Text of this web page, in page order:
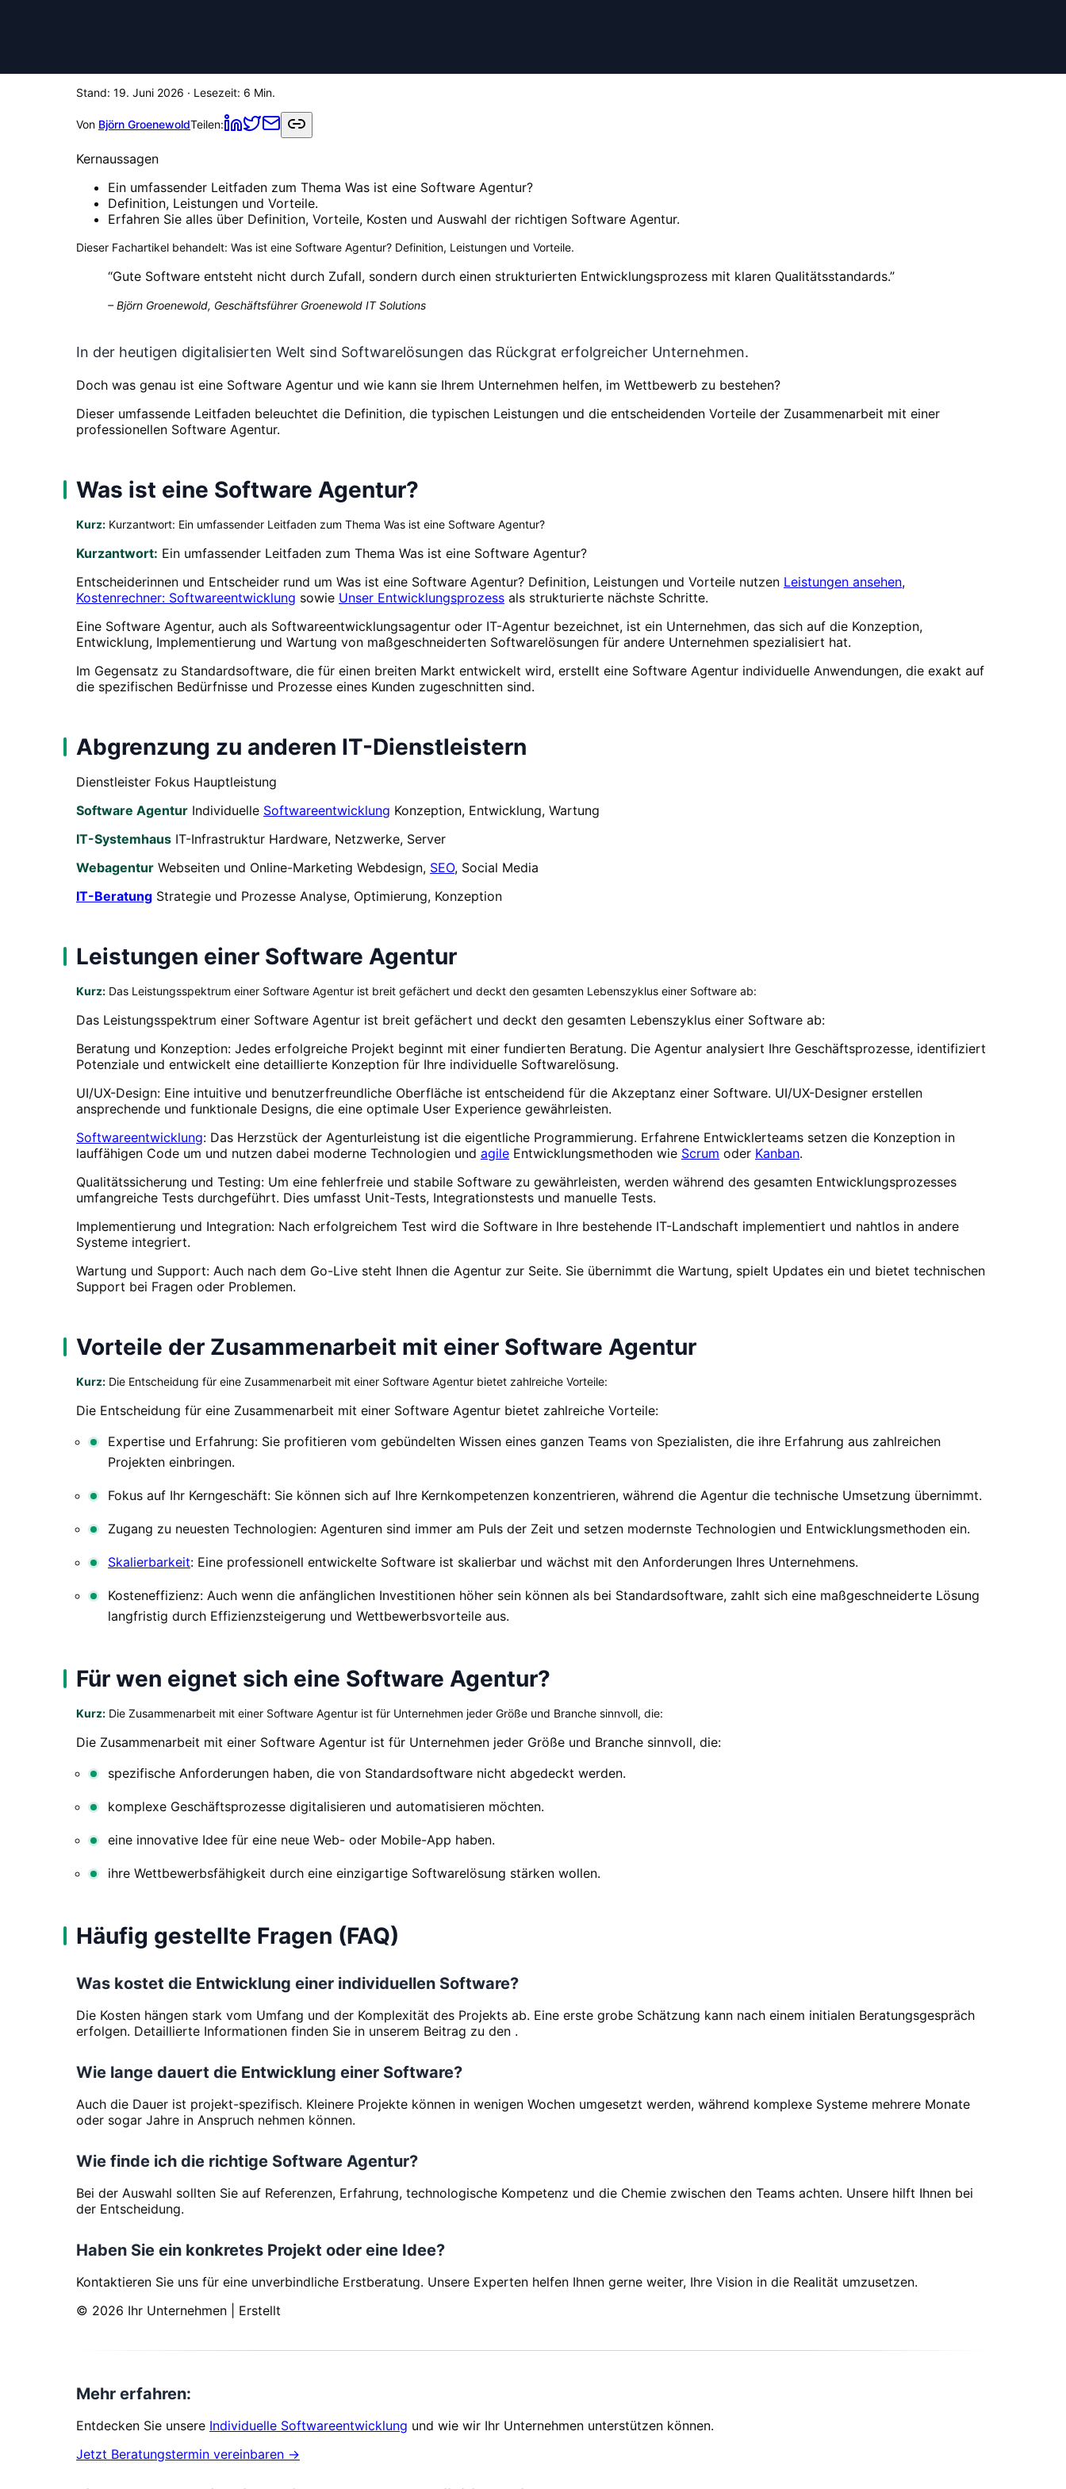
Stand: 19. Juni 2026 · Lesezeit: 6 Min.
Von Björn GroenewoldTeilen:
Kernaussagen
Ein umfassender Leitfaden zum Thema Was ist eine Software Agentur?
Definition, Leistungen und Vorteile.
Erfahren Sie alles über Definition, Vorteile, Kosten und Auswahl der richtigen Software Agentur.
Dieser Fachartikel behandelt: Was ist eine Software Agentur? Definition, Leistungen und Vorteile.
“Gute Software entsteht nicht durch Zufall, sondern durch einen strukturierten Entwicklungsprozess mit klaren Qualitätsstandards.”
–Björn Groenewold, Geschäftsführer Groenewold IT Solutions
In der heutigen digitalisierten Welt sind Softwarelösungen das Rückgrat erfolgreicher Unternehmen.
Doch was genau ist eine Software Agentur und wie kann sie Ihrem Unternehmen helfen, im Wettbewerb zu bestehen?
Dieser umfassende Leitfaden beleuchtet die Definition, die typischen Leistungen und die entscheidenden Vorteile der Zusammenarbeit mit einer
professionellen Software Agentur.
Was ist eine Software Agentur?
Kurz: Kurzantwort: Ein umfassender Leitfaden zum Thema Was ist eine Software Agentur?
Kurzantwort: Ein umfassender Leitfaden zum Thema Was ist eine Software Agentur?
Entscheiderinnen und Entscheider rund um Was ist eine Software Agentur? Definition, Leistungen und Vorteile nutzen Leistungen ansehen,
Kostenrechner: Softwareentwicklung sowie Unser Entwicklungsprozess als strukturierte nächste Schritte.
Eine Software Agentur, auch als Softwareentwicklungsagentur oder IT-Agentur bezeichnet, ist ein Unternehmen, das sich auf die Konzeption,
Entwicklung, Implementierung und Wartung von maßgeschneiderten Softwarelösungen für andere Unternehmen spezialisiert hat.
Im Gegensatz zu Standardsoftware, die für einen breiten Markt entwickelt wird, erstellt eine Software Agentur individuelle Anwendungen, die exakt auf
die spezifischen Bedürfnisse und Prozesse eines Kunden zugeschnitten sind.
Abgrenzung zu anderen IT-Dienstleistern
Dienstleister Fokus Hauptleistung
Software Agentur Individuelle Softwareentwicklung Konzeption, Entwicklung, Wartung
IT-Systemhaus IT-Infrastruktur Hardware, Netzwerke, Server
Webagentur Webseiten und Online-Marketing Webdesign, SEO, Social Media
IT-Beratung Strategie und Prozesse Analyse, Optimierung, Konzeption
Leistungen einer Software Agentur
Kurz: Das Leistungsspektrum einer Software Agentur ist breit gefächert und deckt den gesamten Lebenszyklus einer Software ab:
Das Leistungsspektrum einer Software Agentur ist breit gefächert und deckt den gesamten Lebenszyklus einer Software ab:
Beratung und Konzeption: Jedes erfolgreiche Projekt beginnt mit einer fundierten Beratung. Die Agentur analysiert Ihre Geschäftsprozesse, identifiziert
Potenziale und entwickelt eine detaillierte Konzeption für Ihre individuelle Softwarelösung.
UI/UX-Design: Eine intuitive und benutzerfreundliche Oberfläche ist entscheidend für die Akzeptanz einer Software. UI/UX-Designer erstellen
ansprechende und funktionale Designs, die eine optimale User Experience gewährleisten.
Softwareentwicklung: Das Herzstück der Agenturleistung ist die eigentliche Programmierung. Erfahrene Entwicklerteams setzen die Konzeption in
lauffähigen Code um und nutzen dabei moderne Technologien und agile Entwicklungsmethoden wie Scrum oder Kanban.
Qualitätssicherung und Testing: Um eine fehlerfreie und stabile Software zu gewährleisten, werden während des gesamten Entwicklungsprozesses
umfangreiche Tests durchgeführt. Dies umfasst Unit-Tests, Integrationstests und manuelle Tests.
Implementierung und Integration: Nach erfolgreichem Test wird die Software in Ihre bestehende IT-Landschaft implementiert und nahtlos in andere
Systeme integriert.
Wartung und Support: Auch nach dem Go-Live steht Ihnen die Agentur zur Seite. Sie übernimmt die Wartung, spielt Updates ein und bietet technischen
Support bei Fragen oder Problemen.
Vorteile der Zusammenarbeit mit einer Software Agentur
Kurz: Die Entscheidung für eine Zusammenarbeit mit einer Software Agentur bietet zahlreiche Vorteile:
Die Entscheidung für eine Zusammenarbeit mit einer Software Agentur bietet zahlreiche Vorteile:
Expertise und Erfahrung: Sie profitieren vom gebündelten Wissen eines ganzen Teams von Spezialisten, die ihre Erfahrung aus zahlreichen
Projekten einbringen.
Fokus auf Ihr Kerngeschäft: Sie können sich auf Ihre Kernkompetenzen konzentrieren, während die Agentur die technische Umsetzung übernimmt.
Zugang zu neuesten Technologien: Agenturen sind immer am Puls der Zeit und setzen modernste Technologien und Entwicklungsmethoden ein.
Skalierbarkeit: Eine professionell entwickelte Software ist skalierbar und wächst mit den Anforderungen Ihres Unternehmens.
Kosteneffizienz: Auch wenn die anfänglichen Investitionen höher sein können als bei Standardsoftware, zahlt sich eine maßgeschneiderte Lösung
langfristig durch Effizienzsteigerung und Wettbewerbsvorteile aus.
Für wen eignet sich eine Software Agentur?
Kurz: Die Zusammenarbeit mit einer Software Agentur ist für Unternehmen jeder Größe und Branche sinnvoll, die:
Die Zusammenarbeit mit einer Software Agentur ist für Unternehmen jeder Größe und Branche sinnvoll, die:
spezifische Anforderungen haben, die von Standardsoftware nicht abgedeckt werden.
komplexe Geschäftsprozesse digitalisieren und automatisieren möchten.
eine innovative Idee für eine neue Web- oder Mobile-App haben.
ihre Wettbewerbsfähigkeit durch eine einzigartige Softwarelösung stärken wollen.
Häufig gestellte Fragen (FAQ)
Was kostet die Entwicklung einer individuellen Software?
Die Kosten hängen stark vom Umfang und der Komplexität des Projekts ab. Eine erste grobe Schätzung kann nach einem initialen Beratungsgespräch
erfolgen. Detaillierte Informationen finden Sie in unserem Beitrag zu den .
Wie lange dauert die Entwicklung einer Software?
Auch die Dauer ist projekt-spezifisch. Kleinere Projekte können in wenigen Wochen umgesetzt werden, während komplexe Systeme mehrere Monate
oder sogar Jahre in Anspruch nehmen können.
Wie finde ich die richtige Software Agentur?
Bei der Auswahl sollten Sie auf Referenzen, Erfahrung, technologische Kompetenz und die Chemie zwischen den Teams achten. Unsere hilft Ihnen bei
der Entscheidung.
Haben Sie ein konkretes Projekt oder eine Idee?
Kontaktieren Sie uns für eine unverbindliche Erstberatung. Unsere Experten helfen Ihnen gerne weiter, Ihre Vision in die Realität umzusetzen.
© 2026 Ihr Unternehmen | Erstellt
Mehr erfahren:
Entdecken Sie unsere Individuelle Softwareentwicklung und wie wir Ihr Unternehmen unterstützen können.
Jetzt Beratungstermin vereinbaren →